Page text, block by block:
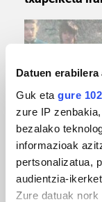
Datuen
Guk eta gure
zure IP
bezalako
informazioak
pertsonalizatua,
audientzia-
Zure datuak
Tourreko